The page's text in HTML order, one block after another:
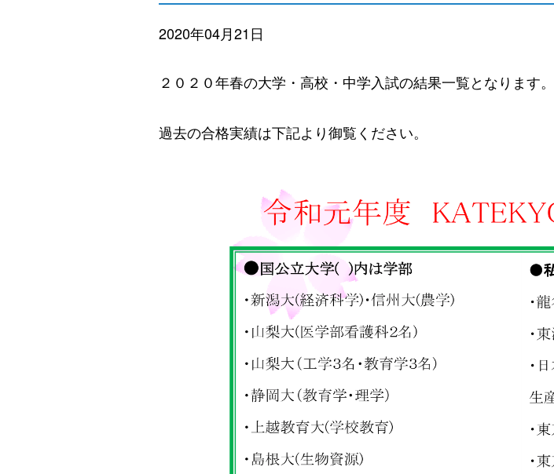
2020年04月21日
２０２０年春の大学・高校・中学入試の結果一覧となります。
過去の合格実績は下記より御覧ください。